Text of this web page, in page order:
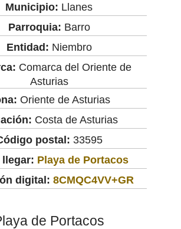
Municipio: Llanes
Parroquia: Barro
Entidad: Niembro
Comarca del Oriente de
Asturias
Oriente de Asturias
Costa de Asturias
postal: 33595
llegar: Playa de Portacos
digital: 8CMQC4VV+GR
de Portacos